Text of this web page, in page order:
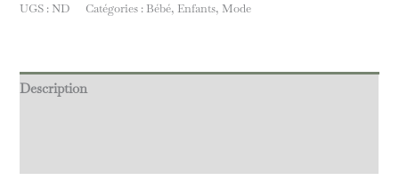
UGS : ND Catégories : Bébé, Enfants,Mode
Description